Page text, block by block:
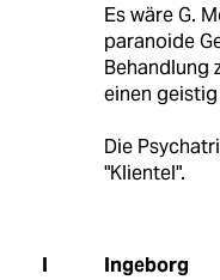
Es wäre G.
paranoide
Behandlung
einen
Die
"Klientel".
I Ingeborg